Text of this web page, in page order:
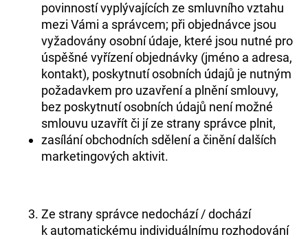
povinností vyplývajících ze smluvního vztahu
mezi Vámi a správcem; při objednávce jsou
vyžadovány osobní údaje, které jsou nutné pro
úspěšné vyřízení objednávky (jméno a adresa,
kontakt), poskytnutí osobních údajů je nutným
požadavkem pro uzavření a plnění smlouvy,
bez poskytnutí osobních údajů není možné
smlouvu uzavřít či jí ze strany správce plnit,
zasílání obchodních sdělení a činění dalších
marketingových aktivit.
Ze strany správce nedochází / dochází
k automatickému individuálnímu rozhodování